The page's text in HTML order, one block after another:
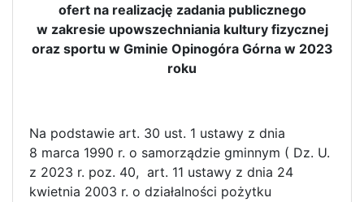
ofert na realizację zadania publicznego
w zakresie upowszechniania kultury fizycznej
oraz sportu w Gminie Opinogóra Górna w 2023
roku
Na podstawie art. 30 ust. 1 ustawy z dnia
8 marca 1990 r. o samorządzie gminnym ( Dz. U.
z 2023 r. poz. 40, art. 11 ustawy z dnia 24
kwietnia 2003 r. o działalności pożytku